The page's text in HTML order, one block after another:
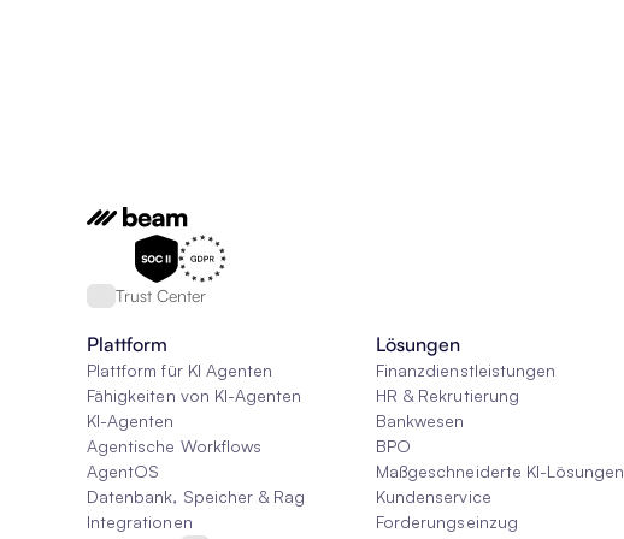
Trust Center
Plattform
Plattform für KI Agenten
Fähigkeiten von KI-Agenten
KI-Agenten
Agentische Workflows
AgentOS
Datenbank, Speicher & Rag
Integrationen
Lösungen
Finanzdienstleistungen
HR & Rekrutierung
Bankwesen
BPO
Maßgeschneiderte KI-Lösungen
Kundenservice
Forderungseinzug